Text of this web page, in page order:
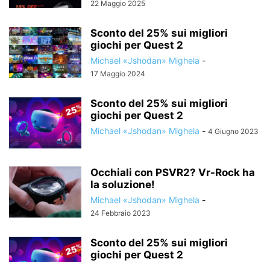
22 Maggio 2025
Sconto del 25% sui migliori
giochi per Quest 2
Michael «Jshodan» Mighela -
17 Maggio 2024
Sconto del 25% sui migliori
giochi per Quest 2
Michael «Jshodan» Mighela - 4 Giugno 2023
Occhiali con PSVR2? Vr-Rock ha
la soluzione!
Michael «Jshodan» Mighela -
24 Febbraio 2023
Sconto del 25% sui migliori
giochi per Quest 2